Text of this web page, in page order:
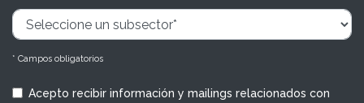
* Campos obligatorios
Acepto recibir información y mailings relacionados con